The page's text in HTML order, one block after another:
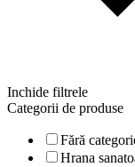
Inchide filtrele
Categorii de produse
Fără
Hrana